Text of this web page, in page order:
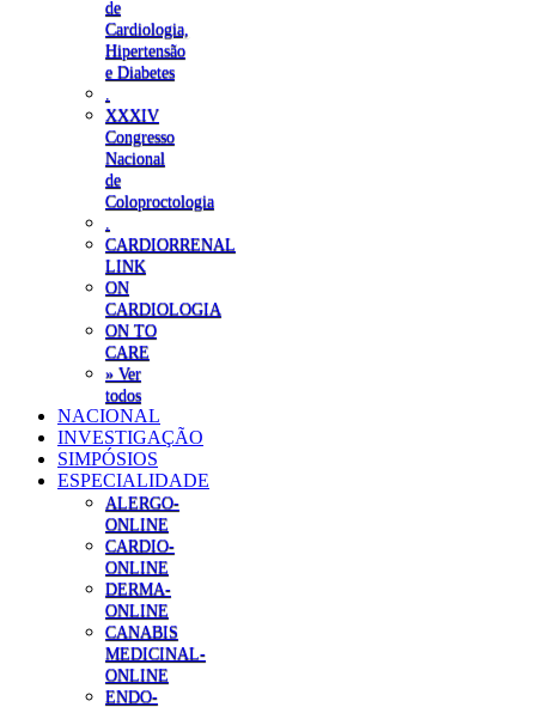
de
Cardiologia,
Hipertensão
e Diabetes
XXXIV
Congresso
Nacional
de
Coloproctologia
CARDIORRENAL
LINK
ON
CARDIOLOGIA
ON TO
CARE
» Ver
todos
NACIONAL
INVESTIGAÇÃO
SIMPÓSIOS
ESPECIALIDADE
ALERGO-
ONLINE
CARDIO-
ONLINE
DERMA-
ONLINE
CANABIS
MEDICINAL-
ONLINE
ENDO-